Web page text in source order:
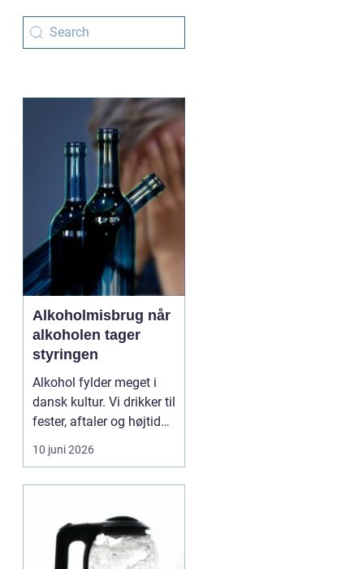
Alkoholmisbrug når
alkoholen tager
styringen
Alkohol fylder meget i
dansk kultur. Vi drikker til
fester, aftaler og højtider,
og for de fleste er det
uproblematisk. For nogle
begyndte som hygge,
bliver til noget, der styrer
hverdagen. Når
10 juni 2026